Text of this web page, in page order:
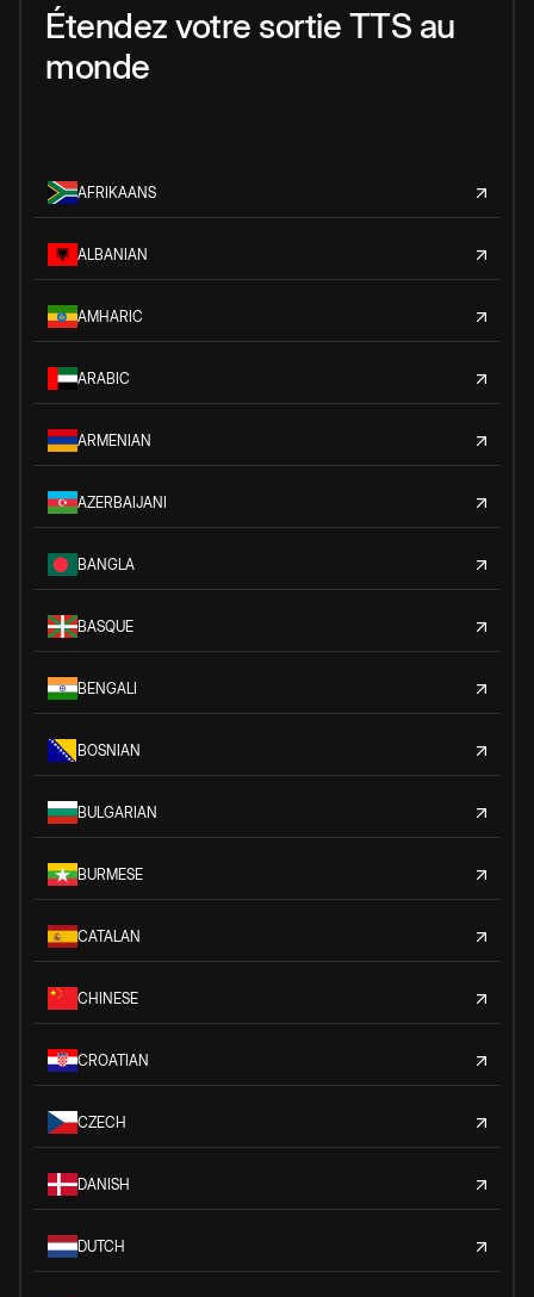
Étendez votre sortie TTS au
monde
AFRIKAANS
ALBANIAN
AMHARIC
ARABIC
ARMENIAN
AZERBAIJANI
BANGLA
BASQUE
BENGALI
BOSNIAN
BULGARIAN
BURMESE
CATALAN
CHINESE
CROATIAN
CZECH
DANISH
DUTCH